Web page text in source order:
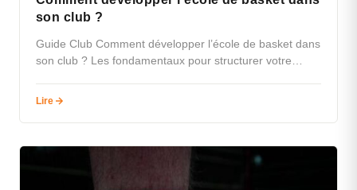
son club ?
Guide Club Comment développer l’école de basket dans
son club ? Les fondamentaux pour structurer votre
Lire